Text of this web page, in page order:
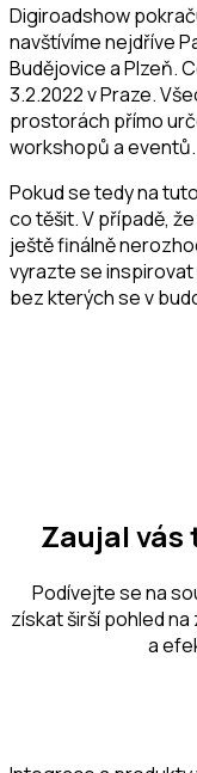
Digiroadshow
navštívíme nejdříve
Budějovice a Plzeň.
3.2.2022 v Praze.
prostorách přímo
workshopů a eventů.
Pokud se tedy na
co těšit. V případě,
ještě finálně
vyrazte se inspirovat
bez kterých se v
Zaujal vás
Podívejte se na
získat širší pohled
a